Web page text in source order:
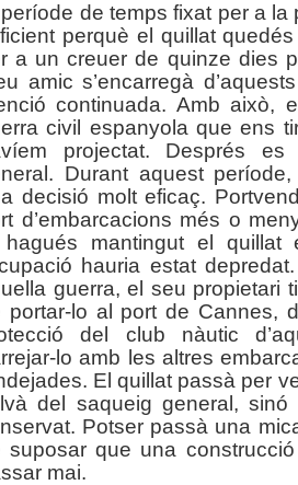
de temps fixat per a la
perquè el quillat
a un creuer de quinze dies
amic s’encarregà
continuada. Amb això,
civil espanyola que ens
projectat. Després
Durant aquest
decisió molt eficaç.
d’embarcacions més o
hagués mantingut el
hauria estat
guerra, el seu propietari
portar-lo al port de Cannes,
del club nàutic
lo amb les altres
El quillat passà per
del saqueig general,
Potser passà una
suposar que una
mai.